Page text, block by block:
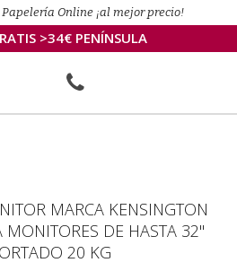
Online ¡al mejor precio!
>34€ PENÍNSULA
MARCA KENSINGTON
MONITORES DE HASTA 32"
20 KG